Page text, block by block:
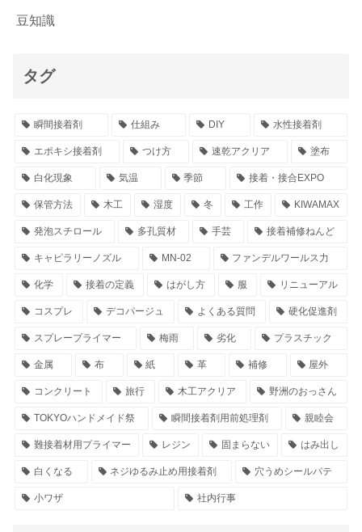
豆知識
タグ
瞬間接着剤 仕組み DIY 水性接着剤
エポキシ接着剤 つけ方 速乾アクリア 塗布
白化現象 気温 季節 接着・接合EXPO
保管方法 木工 湿度 冬 工作 KIWAMAX
発泡スチロール 多孔質材 手芸 接着補修ねんど
キャピラリーノズル MN-02 ファンデルワールス力
化学 接着の定義 はがし方 服 リニューアル
コスプレ デコパージュ よくある質問 硬化促進剤
スプレープライマー 梅雨 劣化 プラスチック
金属 布 紙 革 補修 屋外
コンクリート 旅行 木工アクリア 野洲のおっさん
TOKYOハンドメイド祭 瞬間接着剤用前処理剤 親睦会
難接着材用プライマー レジン 固まらない はみ出し
白くなる ネジゆるみ止め用接着剤 穴うめシールパテ
小ワザ 社内行事